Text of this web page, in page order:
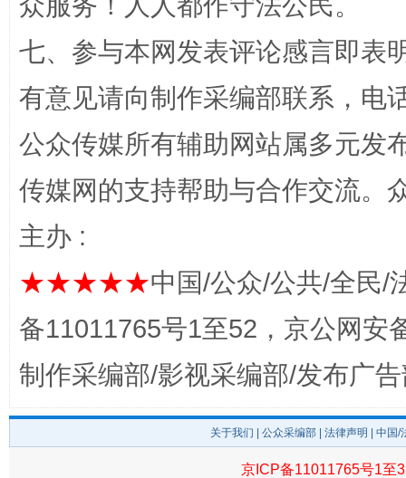
“蜀中异人”王建安的艺术幻境
七、参与本网发表评论感言即表
有意见请向制作采编部联系，电
公众传媒所有辅助网站属多元发
传媒网的支持帮助与合作交流。
主办 :
★★★★★中国/公众/公共/全民/
备11011765号1至52，京公网安
制作采编部/影视采编部/发布广
关于我们 公众采编部 法律声明 | 中国
京ICP备11011765号1至